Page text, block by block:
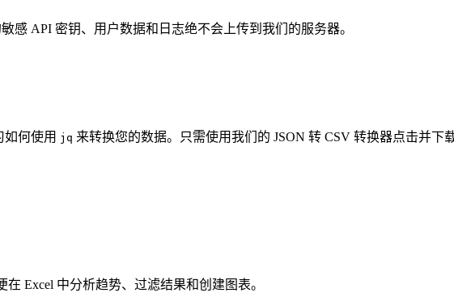
感 API 密钥、用户数据和日志绝不会上传到我们的服务器。
如何使用 jq 来转换您的数据。只需使用我们的 JSON 转 CSV 转换器点击并下
Excel 中分析趋势、过滤结果和创建图表。